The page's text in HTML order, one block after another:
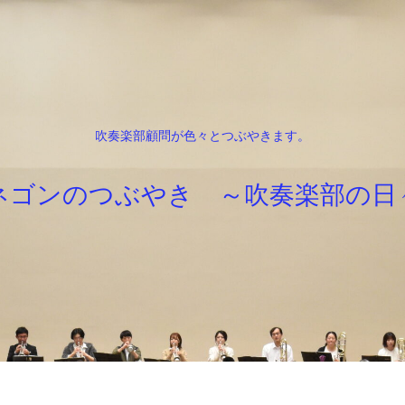
吹奏楽部顧問が色々とつぶやきます。
ゴンのつぶやき ～吹奏楽部の日